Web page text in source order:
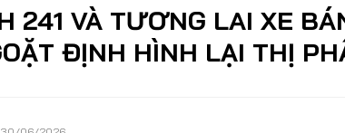
Nhịp sống thị trường
241 VÀ TƯƠNG LAI XE
ĐỊNH HÌNH LẠI THỊ